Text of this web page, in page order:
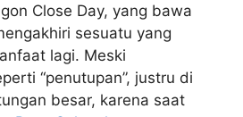
Close Day, yang bawa
sesuatu yang
lagi. Meski
“penutupan”, justru di
besar, karena saat